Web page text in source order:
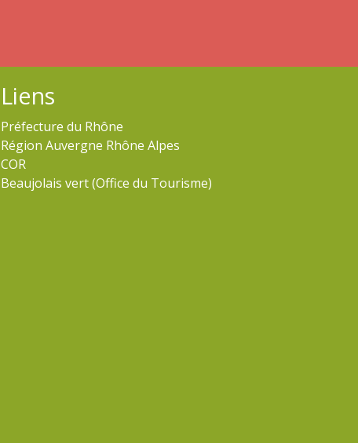
Liens
Préfecture du Rhône
Région Auvergne Rhône Alpes
COR
Beaujolais vert (Office du Tourisme)